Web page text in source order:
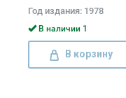
(комплект из 2 книг)
Давид Голинков
Год издания: 1978
В наличии 1
В корзину